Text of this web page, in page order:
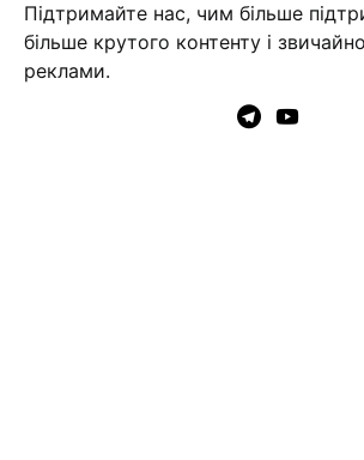
Підтримайте нас, чим більше
більше крутого контенту і
реклами.